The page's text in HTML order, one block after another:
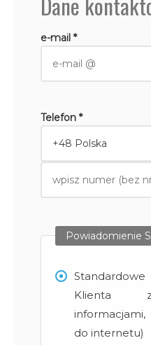
e-mail *
Telefon *
Powiadomienie
Klienta
do internetu)